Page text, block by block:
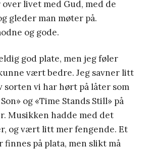
livet med Gud, med de
gleder man møter på.
og gode.
god plate, men jeg føler
vært bedre. Jeg savner litt
sorten vi har hørt på låter som
og «Time Stands Still» på
Musikken hadde med det
og vært litt mer fengende. Et
finnes på plata, men slikt må